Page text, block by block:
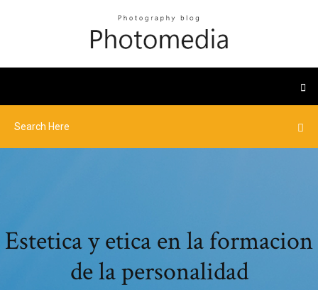
Estetica y etica en la formacion
de la personalidad